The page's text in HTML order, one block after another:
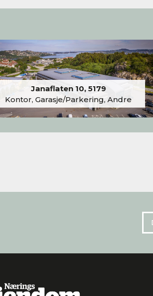
Janaflaten 10, 5179
Kontor, Garasje/Parkering, Andre